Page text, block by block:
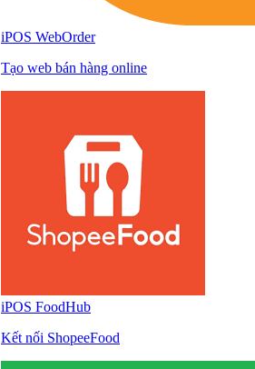
iPOS WebOrder
Tạo web bán hàng online
iPOS FoodHub
Kết nối ShopeeFood